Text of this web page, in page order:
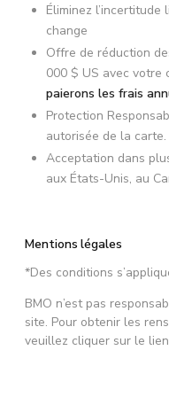
Éliminez
change
Offre de réduction
000 $ US avec votre
paierons les frais
Protection
autorisée de la carte.
Acceptation dans
aux États-Unis, au
Mentions légales
*Des conditions
BMO n’est pas
site. Pour obtenir les
veuillez cliquer sur le